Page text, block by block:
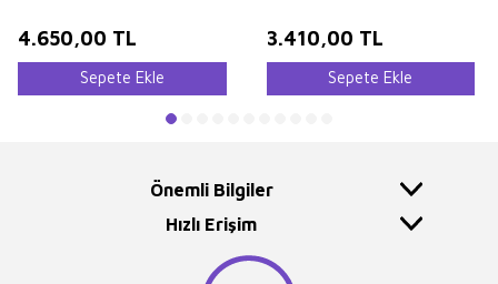
4.650,00 TL
Sepete Ekle
3.410,00 TL
Sepete Ekle
Önemli Bilgiler
Hızlı Erişim